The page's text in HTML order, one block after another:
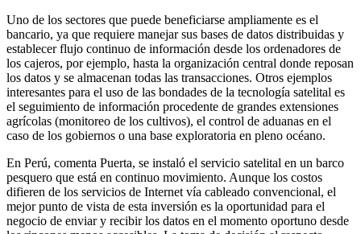
Uno de los sectores que puede beneficiarse ampliamente es el
bancario, ya que requiere manejar sus bases de datos distribuidas y
establecer flujo continuo de información desde los ordenadores de
los cajeros, por ejemplo, hasta la organización central donde reposan
los datos y se almacenan todas las transacciones. Otros ejemplos
interesantes para el uso de las bondades de la tecnología satelital es
el seguimiento de información procedente de grandes extensiones
agrícolas (monitoreo de los cultivos), el control de aduanas en el
caso de los gobiernos o una base exploratoria en pleno océano.
En Perú, comenta Puerta, se instaló el servicio satelital en un barco
pesquero que está en continuo movimiento. Aunque los costos
difieren de los servicios de Internet vía cableado convencional, el
mejor punto de vista de esta inversión es la oportunidad para el
negocio de enviar y recibir los datos en el momento oportuno desde